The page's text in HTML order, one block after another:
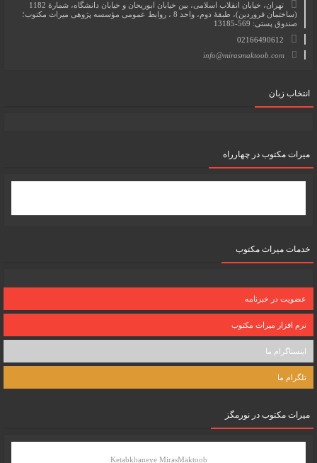
تهران، خیابان انقلاب اسلامی، بین خیابان ابوریحان و خیابان دانشگاه، شمارۀ 1182
(ساختمان فروردین)، طبقۀ دوم، واحد 8 ، روابط عمومی مؤسسه پژوهی میراث مکتوب؛
صندوق پستی: 569-13185
02166490612
info@mirasmaktoob.com
انتخاب زبان
میرات مکتوب در چهارراه
خدمات میراث مکتوب
عضویت در خبرنامه
نرم افزار میراث مکتوب
اینستاگرام ما
تلگرام ما
میرات مکتوب در نورمگز
Ketabkhaneye MirasMaktoob